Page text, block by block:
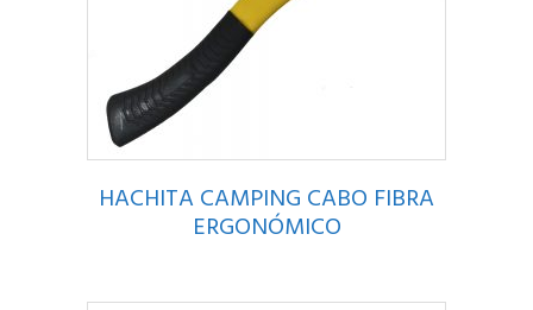
HACHITA CAMPING CABO FIBRA
ERGONÓMICO